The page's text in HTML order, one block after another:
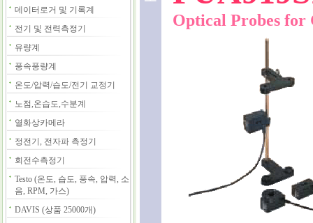
데이터로거 및 기록계
전기 및 전력측정기
유량계
풍속풍량계
온도/압력/습도/전기 교정기
노점,온습도,수분계
열화상카메라
정전기, 전자파 측정기
회전수측정기
Testo (온도, 습도, 풍속, 압력, 소
음, RPM, 가스)
DAVIS (상품 25000개)
Optical Probes for